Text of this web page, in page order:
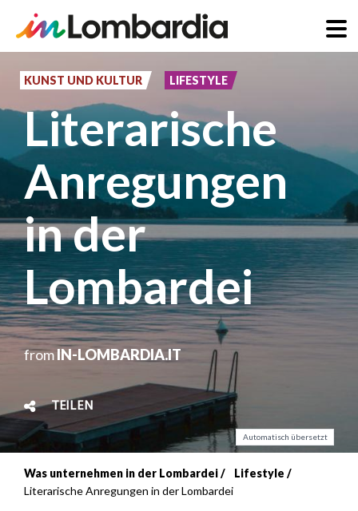
zum
Inhalt
KUNST UND KULTUR LIFESTYLE
Literarische
Anregungen
in der
Lombardei
fromIN-LOMBARDIA.IT
TEILEN
Automatisch übersetzt
Breadcrumb
Was unternehmen in der Lombardei
Lifestyle
Literarische Anregungen in der Lombardei